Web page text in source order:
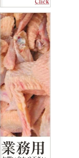
お歳暮 御歳暮 内祝い クーポン
ーチン 燻製セット 地域特産品
地鶏 鶏 父の日 お父さん プレ
おめでとう お祝い 会社 ビジネ